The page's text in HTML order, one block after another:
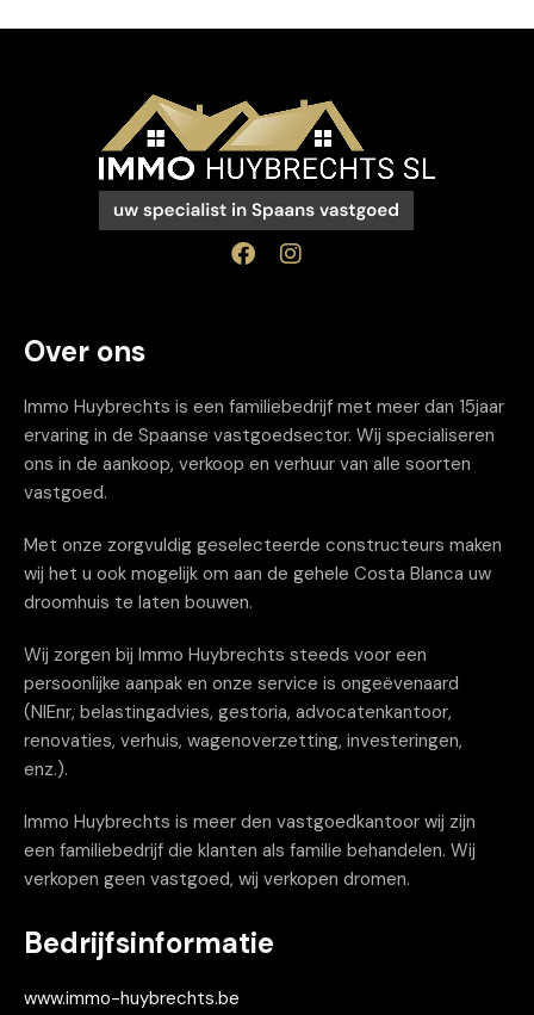
Over ons
Immo Huybrechts is een familiebedrijf met meer dan 15jaar
ervaring in de Spaanse vastgoedsector. Wij specialiseren
ons in de aankoop, verkoop en verhuur van alle soorten
vastgoed.
Met onze zorgvuldig geselecteerde constructeurs maken
wij het u ook mogelijk om aan de gehele Costa Blanca uw
droomhuis te laten bouwen.
Wij zorgen bij Immo Huybrechts steeds voor een
persoonlijke aanpak en onze service is ongeëvenaard
(NIEnr, belastingadvies, gestoria, advocatenkantoor,
renovaties, verhuis, wagenoverzetting, investeringen,
enz.).
Immo Huybrechts is meer den vastgoedkantoor wij zijn
een familiebedrijf die klanten als familie behandelen. Wij
verkopen geen vastgoed, wij verkopen dromen.
Bedrijfsinformatie
www.immo-huybrechts.be